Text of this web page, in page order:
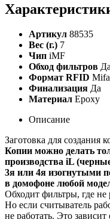
Артикул 88535
Вес (г.) 7
Чип iMF
Обход фильтров
Формат RFID
Финализация Да
Материал Epoxy
Описание
Заготовка для создания
Копии можно делать
производства iL
3я или 4я изогнутыми
в домофоне любой
Обходит фильтры, где не
Но если считыватель
не работать. Это